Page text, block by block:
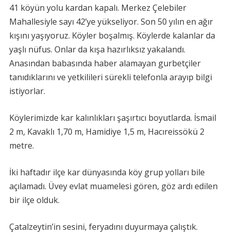
41 köyün yolu kardan kapalı. Merkez Çelebiler
Mahallesiyle sayı 42’ye yükseliyor. Son 50 yılın en ağır
kışını yaşıyoruz. Köyler boşalmış. Köylerde kalanlar da
yaşlı nüfus. Onlar da kışa hazırlıksız yakalandı.
Anasından babasında haber alamayan gurbetçiler
tanıdıklarını ve yetkilileri sürekli telefonla arayıp bilgi
istiyorlar.
Köylerimizde kar kalınlıkları şaşırtıcı boyutlarda. İsmail
2 m, Kavaklı 1,70 m, Hamidiye 1,5 m, Hacıreissökü 2
metre.
İki haftadır ilçe kar dünyasında köy grup yolları bile
açılamadı. Üvey evlat muamelesi gören, göz ardı edilen
bir ilçe olduk.
Çatalzeytin’in sesini, feryadını duyurmaya çalıştık.